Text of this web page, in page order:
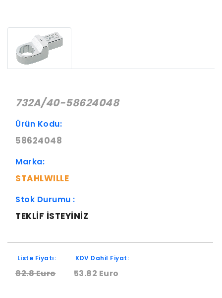
732A/40-58624048
Ürün Kodu:
58624048
Marka:
STAHLWILLE
Stok Durumu :
TEKLIF ISTEYINIZ
Liste Fiyatı:
82.8 Euro
KDV Dahil Fiyat:
53.82 Euro